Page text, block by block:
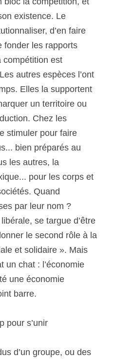
existence. Le
d’en faire
fonder les rapports
compétition est
autres espèces l’ont
Elles la supportent
un territoire ou
Chez les
stimuler pour faire
bien préparés au
les autres, la
pour les corps et
Quand
par leur nom ?
se targue d’être
le second rôle à la
et solidaire ». Mais
un chat : l’économie
une économie
barre.
pour s’unir
d’un groupe, ou des